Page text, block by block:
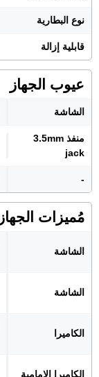
نوع البطارية
قابلية إزالة
عيوب الجهاز
الشاشة
منفذ 3.5mm
jack
-
مُميزات الجهاز
الشاشة
الشاشة
الكاميرا
الكاميرا الامامية